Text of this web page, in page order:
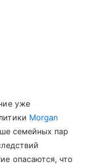
уже
Morgan
семейных пар
опасаются, что